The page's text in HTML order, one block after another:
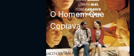
O Homem Que
Copiava